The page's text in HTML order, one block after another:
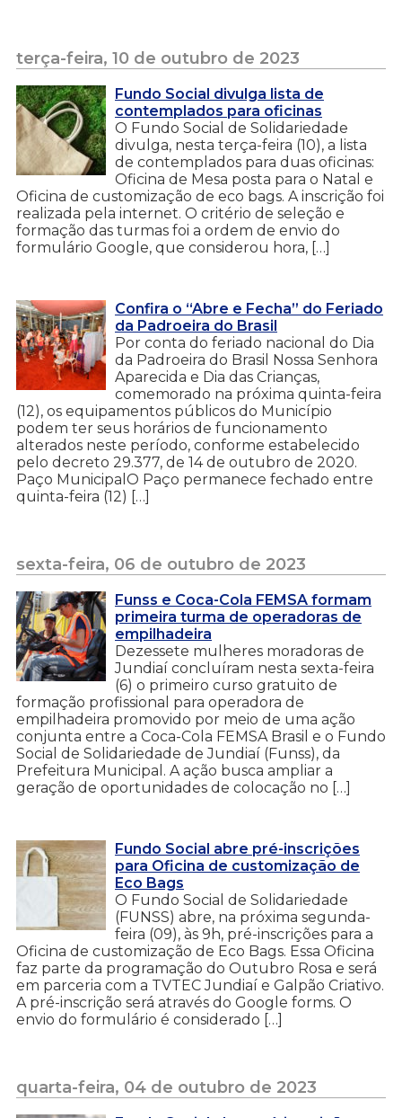
terça-feira, 10 de outubro de 2023
Fundo Social divulga lista de
contemplados para oficinas
O Fundo Social de Solidariedade
divulga, nesta terça-feira (10), a lista
de contemplados para duas oficinas:
Oficina de Mesa posta para o Natal e
Oficina de customização de eco bags. A inscrição foi
realizada pela internet. O critério de seleção e
formação das turmas foi a ordem de envio do
formulário Google, que considerou hora, […]
Confira o “Abre e Fecha” do Feriado
da Padroeira do Brasil
Por conta do feriado nacional do Dia
da Padroeira do Brasil Nossa Senhora
Aparecida e Dia das Crianças,
comemorado na próxima quinta-feira
(12), os equipamentos públicos do Município
podem ter seus horários de funcionamento
alterados neste período, conforme estabelecido
pelo decreto 29.377, de 14 de outubro de 2020.
Paço MunicipalO Paço permanece fechado entre
quinta-feira (12) […]
sexta-feira, 06 de outubro de 2023
Funss e Coca-Cola FEMSA formam
primeira turma de operadoras de
empilhadeira
Dezessete mulheres moradoras de
Jundiaí concluíram nesta sexta-feira
(6) o primeiro curso gratuito de
formação profissional para operadora de
empilhadeira promovido por meio de uma ação
conjunta entre a Coca-Cola FEMSA Brasil e o Fundo
Social de Solidariedade de Jundiaí (Funss), da
Prefeitura Municipal. A ação busca ampliar a
geração de oportunidades de colocação no […]
Fundo Social abre pré-inscrições
para Oficina de customização de
Eco Bags
O Fundo Social de Solidariedade
(FUNSS) abre, na próxima segunda-
feira (09), às 9h, pré-inscrições para a
Oficina de customização de Eco Bags. Essa Oficina
faz parte da programação do Outubro Rosa e será
em parceria com a TVTEC Jundiaí e Galpão Criativo.
A pré-inscrição será através do Google forms. O
envio do formulário é considerado […]
quarta-feira, 04 de outubro de 2023